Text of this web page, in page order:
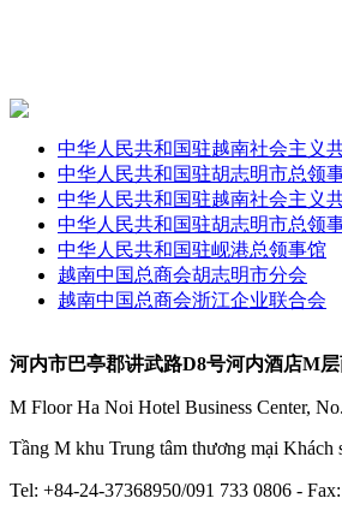
中华人民共和国驻越南社会主义
中华人民共和国驻胡志明市总领
中华人民共和国驻越南社会主义
中华人民共和国驻胡志明市总领
中华人民共和国驻岘港总领事馆
越南中国总商会胡志明市分会
越南中国总商会浙江企业联合会
河内市巴亭郡讲武路D8号河内酒店M
M Floor Ha Noi Hotel Business Center,
Tầng M khu Trung tâm thương mại
Tel: +84-24-37368950/091 733 0806 -